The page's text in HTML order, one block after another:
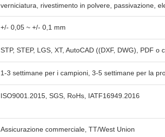
verniciatura, rivestimento in polvere, passivazione,
+/- 0,05 ~ +/- 0,1 mm
STP, STEP, LGS, XT, AutoCAD ((DXF, DWG), PDF o
1-3 settimane per i campioni, 3-5 settimane per la
ISO9001.2015, SGS, RoHs, IATF16949.2016
Assicurazione commerciale, TT/West Union